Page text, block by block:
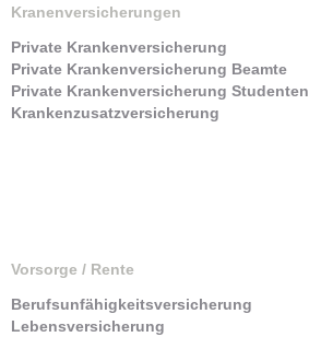
Kranenversicherungen
Private Krankenversicherung
Private Krankenversicherung Beamte
Private Krankenversicherung Studenten
Krankenzusatzversicherung
Vorsorge / Rente
Berufsunfähigkeitsversicherung
Lebensversicherung